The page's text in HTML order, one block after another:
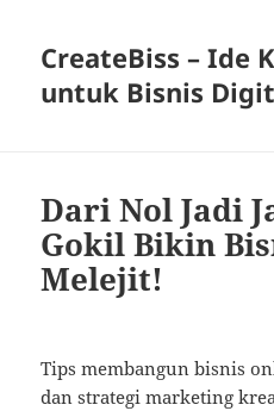
CreateBiss – Ide
untuk Bisnis
Dari Nol Jadi
Gokil Bikin
Melejit!
Tips membangun bisnis
dan strategi marketing